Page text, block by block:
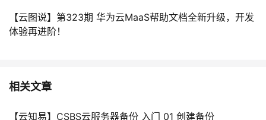
【云图说】第323期 华为云MaaS帮助文档全新升级，开发
体验再进阶！
相关文章
【云知易】CSBS云服务器备份 入门 01 创建备份